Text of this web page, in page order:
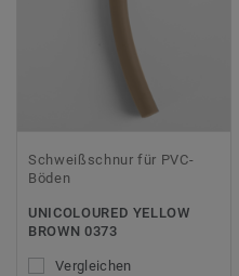
Schweißschnur für PVC-
Böden
UNICOLOURED YELLOW
BROWN 0373
Vergleichen